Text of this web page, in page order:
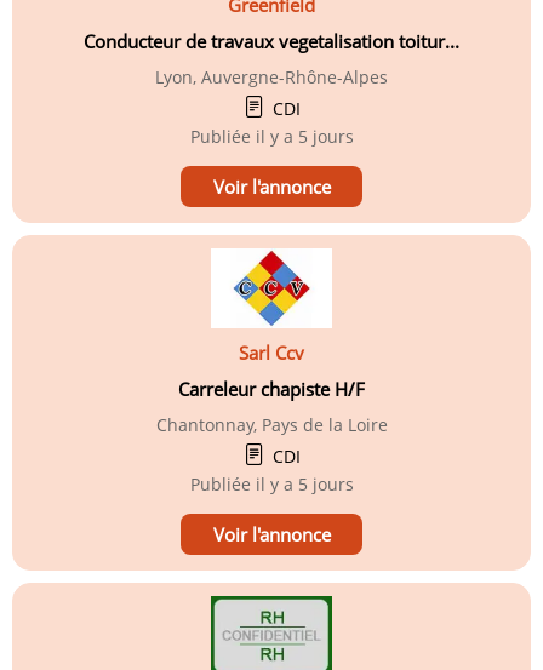
Greenfield
Conducteur de travaux vegetalisation toitur...
Lyon, Auvergne-Rhône-Alpes
CDI
Publiée il y a 5 jours
Voir l'annonce
Sarl Ccv
Carreleur chapiste H/F
Chantonnay, Pays de la Loire
CDI
Publiée il y a 5 jours
Voir l'annonce